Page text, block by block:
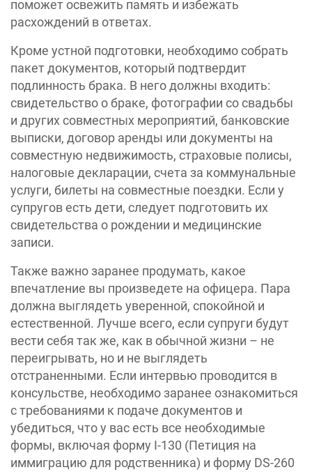
поможет освежить память и избежать
расхождений в ответах.
Кроме устной подготовки, необходимо собрать
пакет документов, который подтвердит
подлинность брака. В него должны входить:
свидетельство о браке, фотографии со свадьбы
и других совместных мероприятий, банковские
выписки, договор аренды или документы на
совместную недвижимость, страховые полисы,
налоговые декларации, счета за коммунальные
услуги, билеты на совместные поездки. Если у
супругов есть дети, следует подготовить их
свидетельства о рождении и медицинские
записи.
Также важно заранее продумать, какое
впечатление вы произведете на офицера. Пара
должна выглядеть уверенной, спокойной и
естественной. Лучше всего, если супруги будут
вести себя так же, как в обычной жизни – не
переигрывать, но и не выглядеть
отстраненными. Если интервью проводится в
консульстве, необходимо заранее ознакомиться
с требованиями к подаче документов и
убедиться, что у вас есть все необходимые
формы, включая форму I-130 (Петиция на
иммиграцию для родственника) и форму DS-260